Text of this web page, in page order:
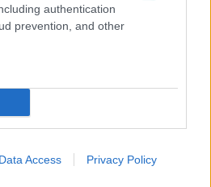
authentication
prevention, and other
Data Access Privacy Policy
az öttusában